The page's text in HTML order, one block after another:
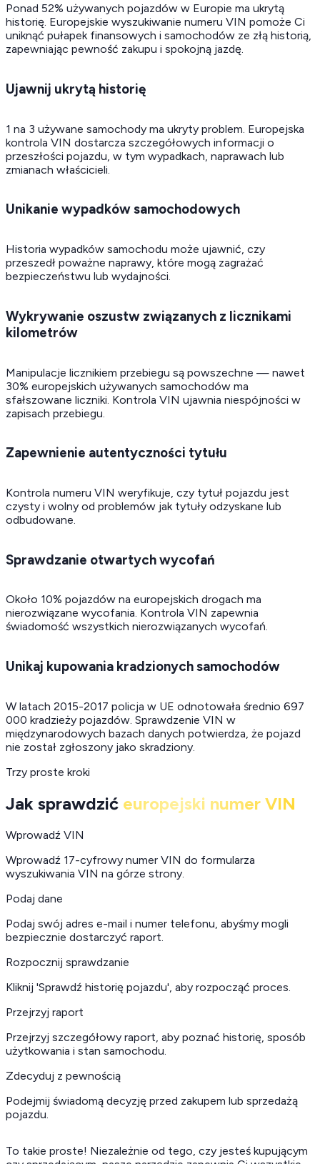
Ponad 52% używanych pojazdów w Europie ma ukrytą
historię. Europejskie wyszukiwanie numeru VIN pomoże Ci
uniknąć pułapek finansowych i samochodów ze złą historią,
zapewniając pewność zakupu i spokojną jazdę.
Ujawnij ukrytą historię
1 na 3 używane samochody ma ukryty problem. Europejska
kontrola VIN dostarcza szczegółowych informacji o
przeszłości pojazdu, w tym wypadkach, naprawach lub
zmianach właścicieli.
Unikanie wypadków samochodowych
Historia wypadków samochodu może ujawnić, czy
przeszedł poważne naprawy, które mogą zagrażać
bezpieczeństwu lub wydajności.
Wykrywanie oszustw związanych z licznikami
kilometrów
Manipulacje licznikiem przebiegu są powszechne — nawet
30% europejskich używanych samochodów ma
sfałszowane liczniki. Kontrola VIN ujawnia niespójności w
zapisach przebiegu.
Zapewnienie autentyczności tytułu
Kontrola numeru VIN weryfikuje, czy tytuł pojazdu jest
czysty i wolny od problemów jak tytuły odzyskane lub
odbudowane.
Sprawdzanie otwartych wycofań
Około 10% pojazdów na europejskich drogach ma
nierozwiązane wycofania. Kontrola VIN zapewnia
świadomość wszystkich nierozwiązanych wycofań.
Unikaj kupowania kradzionych samochodów
W latach 2015-2017 policja w UE odnotowała średnio 697
000 kradzieży pojazdów. Sprawdzenie VIN w
międzynarodowych bazach danych potwierdza, że pojazd
nie został zgłoszony jako skradziony.
Trzy proste kroki
Jak sprawdzić europejski numer VIN
Wprowadź VIN
Wprowadź 17-cyfrowy numer VIN do formularza
wyszukiwania VIN na górze strony.
Podaj dane
Podaj swój adres e-mail i numer telefonu, abyśmy mogli
bezpiecznie dostarczyć raport.
Rozpocznij sprawdzanie
Kliknij 'Sprawdź historię pojazdu', aby rozpocząć proces.
Przejrzyj raport
Przejrzyj szczegółowy raport, aby poznać historię, sposób
użytkowania i stan samochodu.
Zdecyduj z pewnością
Podejmij świadomą decyzję przed zakupem lub sprzedażą
pojazdu.
To takie proste! Niezależnie od tego, czy jesteś kupującym